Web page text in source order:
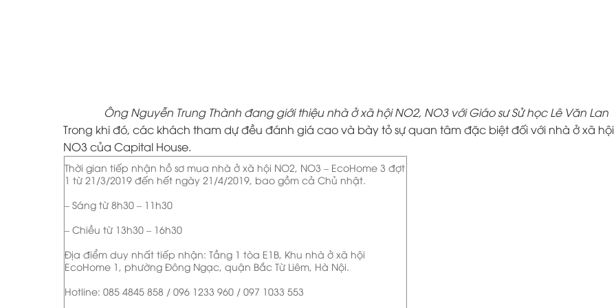
Ông Nguyễn Trung Thành đang giới thiệu nhà ở xã hội NO2, NO3 với Giáo sư Sử học Lê Văn Lan
Trong khi đó, các khách tham dự đều đánh giá cao và bày tỏ sự quan tâm đặc biệt đối với nhà ở xã hội
NO3 của Capital House.
Thời gian tiếp nhận hồ sơ mua nhà ở xã hội NO2, NO3 – EcoHome 3 đợt
1 từ 21/3/2019 đến hết ngày 21/4/2019, bao gồm cả Chủ nhật.
– Sáng từ 8h30 – 11h30
– Chiều từ 13h30 – 16h30
Địa điểm duy nhất tiếp nhận: Tầng 1 tòa E1B, Khu nhà ở xã hội
EcoHome 1, phường Đông Ngạc, quận Bắc Từ Liêm, Hà Nội.
Hotline: 085 4845 858 / 096 1233 960 / 097 1033 553